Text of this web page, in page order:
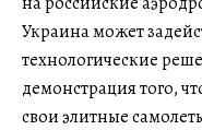
Украина может
технологические
демонстрация того,
свои элитные